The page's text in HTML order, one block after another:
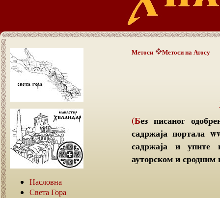
Насловна
Света Гора
Метоси Метоси на Атосу
(Без писаног одобрења аутора текстова није дозвољено преузимање
садржаја портала
садржаја и упите
ауторском и сродним